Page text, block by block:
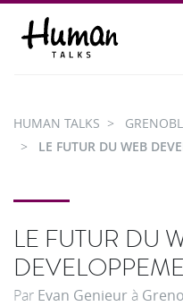
HUMAN TALKS
LE FUTUR DU WEB
LE FUTUR DU
Par Evan Genieur à